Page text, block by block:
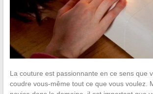
La couture est passionnante en ce sens que
coudre vous-même tout ce que vous voulez.